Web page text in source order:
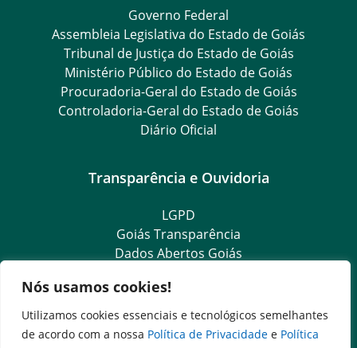
Nós usamos cookies!
Utilizamos cookies essenciais e tecnológicos semelhantes
de acordo com a nossa Política de Privacidade e Política
Governo Federal
Assembleia Legislativa do Estado de Goiás
Tribunal de Justiça do Estado de Goiás
Ministério Público do Estado de Goiás
Procuradoria-Geral do Estado de Goiás
Controladoria-Geral do Estado de Goiás
Diário Oficial
Transparência e Ouvidoria
LGPD
Goiás Transparência
Dados Abertos Goiás
e-SIC – Serviço Eletrônico de Informação ao Cidadão
Ouvidoria Setorial (Expresso)
Ouvidoria Setorial (Presencial)